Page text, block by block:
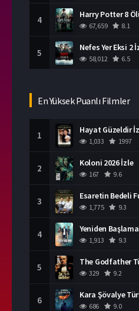
4
67,659 8.1
5 Nefes Yer Eksi 2
58,012 6.5
En Yüksek Puanlı Filmler
1 Hayat Güzeldir
1,033 1997
2 Koloni 2026 İzle
167 9.6
3 Esaretin Bedeli
1,775 9.3
4 Yeniden
1,913 9.3
5 The Godfather
329 9.2
6 Kara Şövalye
686 9.0